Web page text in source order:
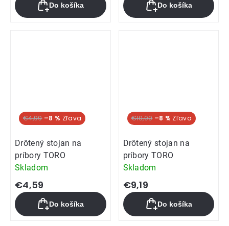
Do košíka Do košíka
€4,99 –8 %
Drôtený stojan na
príbory TORO
Skladom
€4,59
Do košíka
€10,09 –8 %
Drôtený stojan na
príbory TORO
Skladom
€9,19
Do košíka